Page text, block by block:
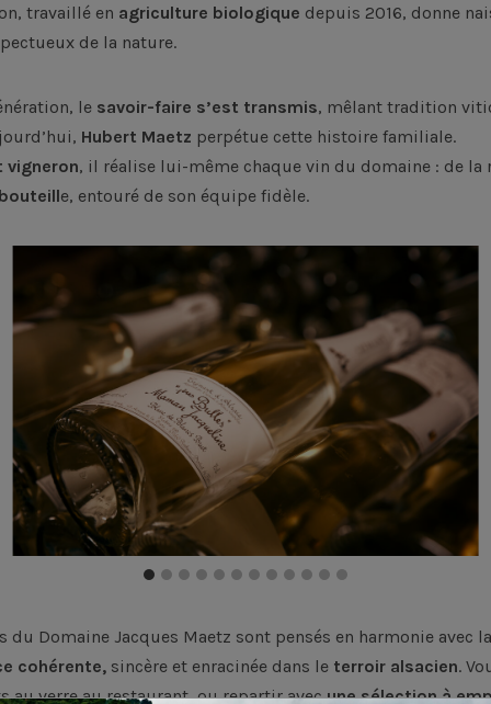
travaillé en agriculture biologique depuis 2016, donne
de la nature.
le savoir-faire s’est transmis, mêlant tradition
Hubert Maetz perpétue cette histoire familiale.
vigneron, il réalise lui-même chaque vin du domaine : de la
e, entouré de son équipe fidèle.
du Domaine Jacques Maetz sont pensés en harmonie avec
cohérente, sincère et enracinée dans le terroir alsacien.
au verre au restaurant, ou repartir avecune sélection à